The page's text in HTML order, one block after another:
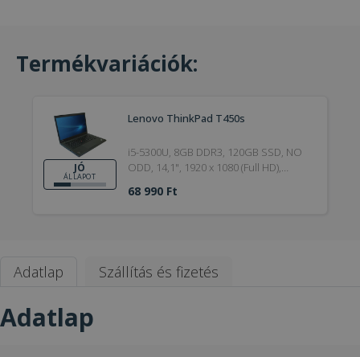
Termékvariációk:
JÓ
ÁLLAPOT
Lenovo ThinkPad T450s
i5-5300U, 8GB DDR3, 120GB SSD, NO
ODD, 14,1", 1920 x 1080 (Full HD),
Bronze, 5. Generation, 2016, Jó
68 990 Ft
Adatlap Szállítás és fizetés
Adatlap